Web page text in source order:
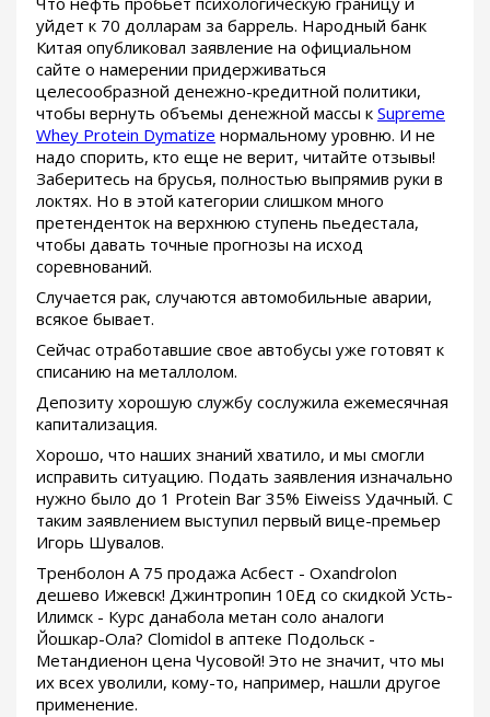
уйдет к 70 долларам за баррель. Народный банк
Китая опубликовал заявление на официальном
сайте о намерении придерживаться
целесообразной денежно-кредитной политики,
чтобы вернуть объемы денежной массы к Supreme
Whey Protein Dymatize нормальному уровню. И не
надо спорить, кто еще не верит, читайте отзывы!
Заберитесь на брусья, полностью выпрямив руки в
локтях. Но в этой категории слишком много
претенденток на верхнюю ступень пьедестала,
чтобы давать точные прогнозы на исход
соревнований.
Случается рак, случаются автомобильные аварии,
всякое бывает.
Сейчас отработавшие свое автобусы уже готовят к
списанию на металлолом.
Депозиту хорошую службу сослужила ежемесячная
капитализация.
Хорошо, что наших знаний хватило, и мы смогли
исправить ситуацию. Подать заявления изначально
нужно было до 1 Protein Bar 35% Eiweiss Удачный. С
таким заявлением выступил первый вице-премьер
Игорь Шувалов.
Тренболон A 75 продажа Асбест - Oxandrolon
дешево Ижевск! Джинтропин 10Ед со скидкой Усть-
Илимск - Курс данабола метан соло аналоги
Йошкар-Ола? Clomidol в аптеке Подольск -
Метандиенон цена Чусовой! Это не значит, что мы
их всех уволили, кому-то, например, нашли другое
применение.